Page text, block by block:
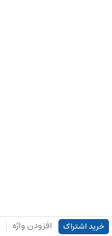
خرید اشتراک افزودن واژه